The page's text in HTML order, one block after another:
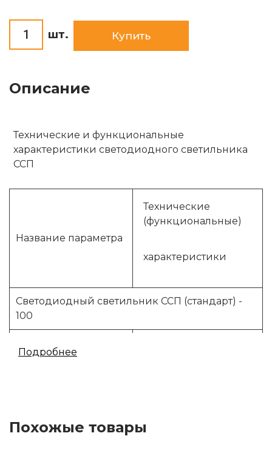
шт. Купить
Описание
Технические и функциональные
характеристики светодиодного светильника
ССП
Название параметра
Технические
(функциональные)
характеристики
Светодиодный светильник ССП (стандарт) -
100
продукции в
Подробнее
Похожые товары